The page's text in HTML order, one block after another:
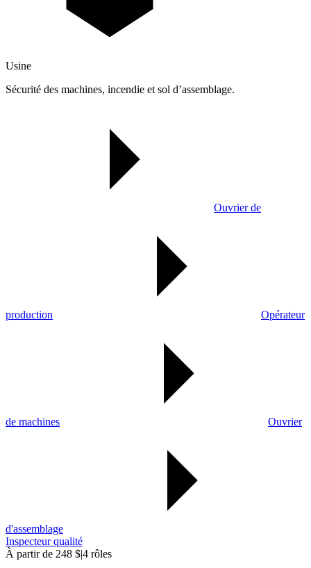
Usine
Sécurité des machines, incendie et sol d’assemblage.
Ouvrier de
production Opérateur
de machines Ouvrier
d'assemblage
Inspecteur qualité
À partir de 248 $|4 rôles